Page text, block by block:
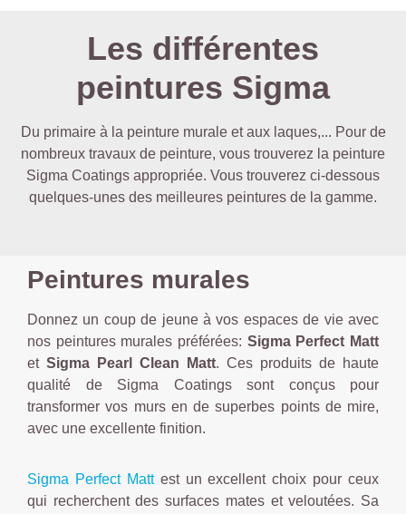
Les différentes
peintures Sigma
Du primaire à la peinture murale et aux laques,... Pour de
nombreux travaux de peinture, vous trouverez la peinture
Sigma Coatings appropriée. Vous trouverez ci-dessous
quelques-unes des meilleures peintures de la gamme.
Peintures murales
Donnez un coup de jeune à vos espaces de vie avec
nos peintures murales préférées: Sigma Perfect Matt
et Sigma Pearl Clean Matt. Ces produits de haute
qualité de Sigma Coatings sont conçus pour
transformer vos murs en de superbes points de mire,
avec une excellente finition.
Sigma Perfect Mattest un excellent choix pour ceux
qui recherchent des surfaces mates et veloutées. Sa